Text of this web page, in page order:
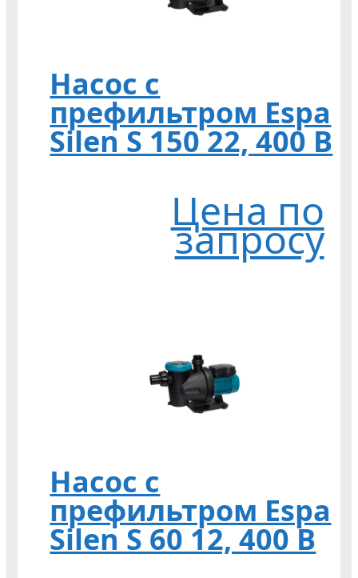
Насос с
префильтром Espa
Silen S 150 22, 400 В
Цена по
запросу
Насос с
префильтром Espa
Silen S 60 12, 400 В